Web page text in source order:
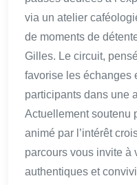
via un atelier
de moments de
Gilles. Le circuit,
favorise les échanges
participants dans une
Actuellement soutenu
animé par l’intérêt
parcours vous invite à
authentiques et